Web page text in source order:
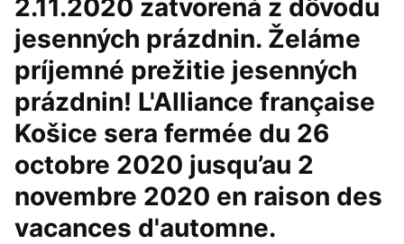
2.11.2020 zatvorená z dôvodu
jesenných prázdnin. Želáme
príjemné prežitie jesenných
prázdnin! L'Alliance française
Košice sera fermée du 26
octobre 2020 jusqu’au 2
novembre 2020 en raison des
vacances d'automne.